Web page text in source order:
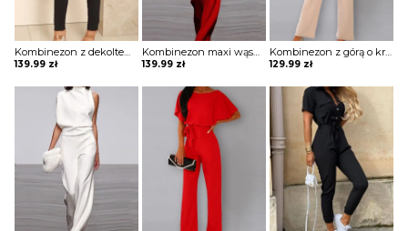
Kombinezon z dekoltem w kształcie litery V i falbankami przy rękawach
139.99 zł
Kombinezon maxi wąski z odkrytym ramieniem
139.99 zł
Kombinezon z górą o kroju nietoperza i wiązaniem w pasie
129.99 zł